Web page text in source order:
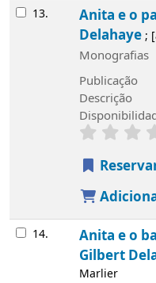
13. Anita e o
Delahaye;
Monografias
Publicação
Descrição
14. Anita e o
Gilbert
Marlier